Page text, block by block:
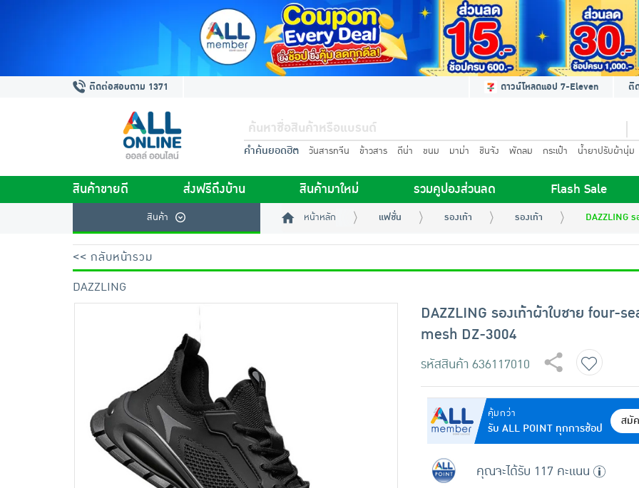
ติดต่อสอบถาม 1371 ดาวน์โหลดแอป 7-Eleven ติ
คำค้นยอดฮิต วันสารทจีน ข้าวสาร ดีน่า ขนม มาม่า ชินจัง พัดลม กระเป๋า น้ำยาปรับผ้านุ่ม
สินค้าขายดี ส่งฟรีถึงบ้าน สินค้ามาใหม่ รวมคูปองส่วนลด Flash Sale
สินค้า หน้าหลัก แฟชั่น รองเท้า รองเท้า DAZZLING
<< กลับหน้ารวม
DAZZLING
DAZZLING รองเท้าผ้าใบชาย four-
mesh DZ-3004
รหัสสินค้า 636117010
คุ้มกว่า
รับ ALL POINT ทุกการช้อป
สมั
คุณจะได้รับ 117 คะแนน